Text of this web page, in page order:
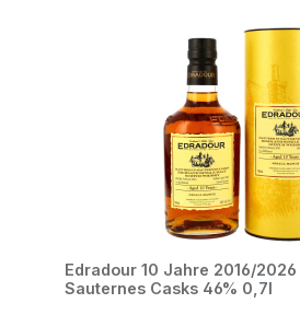
Edradour 10 Jahre 2016/2026
Sauternes Casks 46% 0,7l